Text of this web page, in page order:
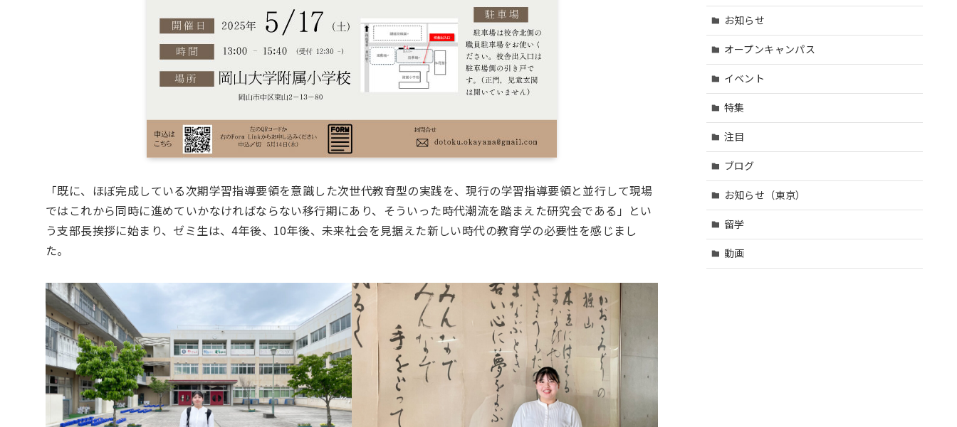
「既に、ほぼ完成している次期学習指導要領を意識した次世代教育型の実践を、現行の学習指導要領と並行して現場
ではこれから同時に進めていかなければならない移行期にあり、そういった時代潮流を踏まえた研究会である」とい
う支部長挨拶に始まり、ゼミ生は、4年後、10年後、未来社会を見据えた新しい時代の教育学の必要性を感じまし
た。
お知らせ
オープンキャンパス
イベント
特集
注目
ブログ
お知らせ（東京）
留学
動画